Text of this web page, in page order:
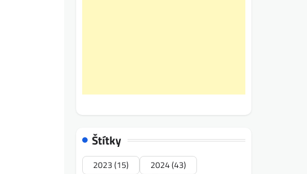
Štítky
2023(15) 2024(43)